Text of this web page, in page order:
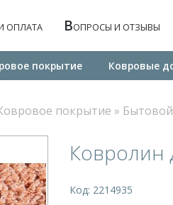
ОПЛАТА ВОПРОСЫ И ОТЗЫВЫ
покрытие Ковровые
покрытие »
Ковролин
Код: 2214935